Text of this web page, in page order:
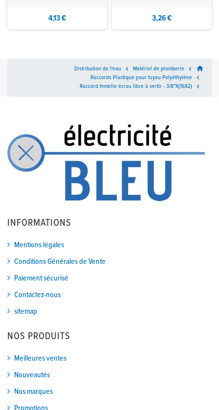
4,13 € 3,26 €
home

Matériel de plomberie

Distribution de l'eau

Raccords Plastique pour tuyau Polyéthylène

Raccord femelle écrou libre à sertir - 3/8"X(16X2)
INFORMATIONS
Mentions légales
Conditions Générales de Vente
Paiement sécurisé
Contactez-nous
sitemap
NOS PRODUITS
Meilleures ventes
Nouveautés
Nos marques